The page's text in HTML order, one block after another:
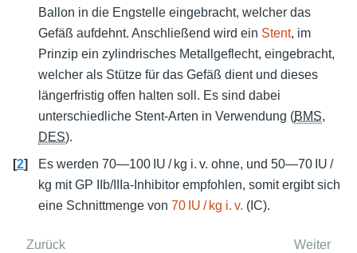
Ballon in die Engstelle eingebracht, welcher das
Gefäß aufdehnt. Anschließend wird ein Stent, im
Prinzip ein zylindrisches Metallgeflecht, eingebracht,
welcher als Stütze für das Gefäß dient und dieses
längerfristig offen halten soll. Es sind dabei
unterschiedliche Stent-Arten in Verwendung (BMS,
DES).
[2]
Es werden 70—100 IU / kg i. v. ohne, und 50—70 IU /
kg mit GP IIb/IIIa-Inhibitor empfohlen, somit ergibt sich
eine Schnittmenge von 70 IU / kg i. v. (IC).
Zurück Weiter